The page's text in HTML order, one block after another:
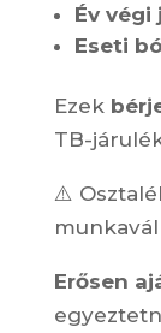
Év végi
Eseti
Ezek
TB-
⚠️
Erősen